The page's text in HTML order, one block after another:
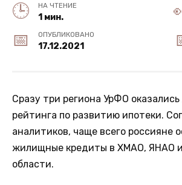
НА ЧТЕНИЕ
1 мин.
ОПУБЛИКОВАНО
17.12.2021
Сразу три региона УрФО
рейтинга по развитию ипотеки.
аналитиков, чаще всего россияне
жилищные кредиты в ХМАО, ЯНАО
области.